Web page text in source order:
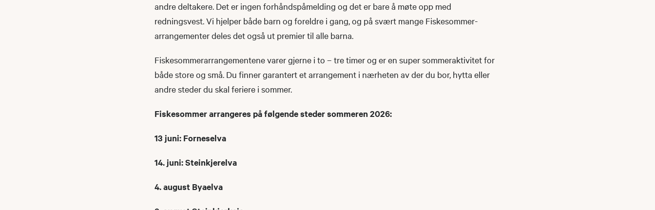
andre deltakere. Det er ingen forhåndspåmelding og det er bare å møte opp med
redningsvest. Vi hjelper både barn og foreldre i gang, og på svært mange Fiskesommer-
arrangementer deles det også ut premier til alle barna.
Fiskesommerarrangementene varer gjerne i to – tre timer og er en super sommeraktivitet for
både store og små. Du finner garantert et arrangement i nærheten av der du bor, hytta eller
andre steder du skal feriere i sommer.
Fiskesommer arrangeres på følgende steder sommeren 2026:
13 juni: Forneselva
14. juni: Steinkjerelva
4. august Byaelva